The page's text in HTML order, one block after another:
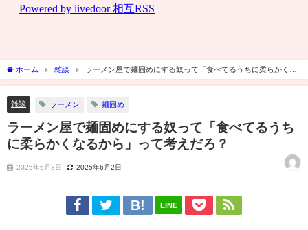
ホーム 雑談
ラーメン屋で麺固めにする奴って「食べてるうちに柔らかくな
るから」って考えだろ？
雑談 ラーメン 麺固め
ラーメン屋で麺固めにする奴って「食べてるうち
に柔らかくなるから」って考えだろ？
2025年6月3日 2025年6月2日
LINE